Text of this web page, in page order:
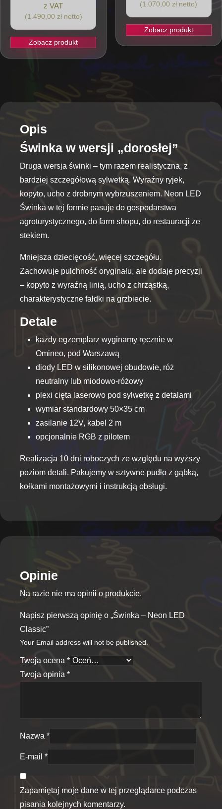
z VAT
(1.490,00 zł netto)
Zobacz produkt
wariantów.
można
wybrać
produktu
(1.070,00 zł netto)
Zobacz produkt
Opis
Świnka w wersji „dorosłej”
Druga wersja świnki – tym razem realistyczna, z
bardziej szczegółową sylwetką. Wyraźny ryjek,
kopyto, ucho z drobnym wybrzuszeniem. Neon LED
Świnka w tej formie pasuje do gospodarstwa
agroturystycznego, do farm shopu, do restauracji ze
stekiem.
Mniejsza dziecięcość, więcej szczegółu.
Zachowuje pulchność oryginału, ale dodaje precyzji
– kopyto z wyraźną linią, ucho z chrząstką,
charakterystyczne fałdki na grzbiecie.
Detale
każdy egzemplarz wyginamy ręcznie w
Omineo, pod Warszawą
diody LED w silikonowej obudowie, róż
neutralny lub miodowo-różowy
plexi cięta laserowo pod sylwetkę z detalami
wymiar standardowy 50×35 cm
zasilanie 12V, kabel 2 m
opcjonalnie RGB z pilotem
Realizacja 10 dni roboczych ze względu na wyższy
poziom detali. Pakujemy w sztywne pudło z gąbką,
kołkami montażowymi i instrukcją obsługi.
Opinie
Na razie nie ma opinii o produkcie.
Napisz pierwszą opinię o „Świnka – Neon LED
Classic”
Your Email address will not be published.
Twoja ocena *
Twoja opinia *
Nazwa *
E-mail *
Zapamiętaj moje dane w tej przeglądarce podczas
pisania kolejnych komentarzy.